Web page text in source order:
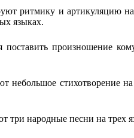
ритмику и артикуляцию
языках.
поставить произношение
небольшое стихотворение
три народные песни на трех